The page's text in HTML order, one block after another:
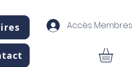
Accès Membres